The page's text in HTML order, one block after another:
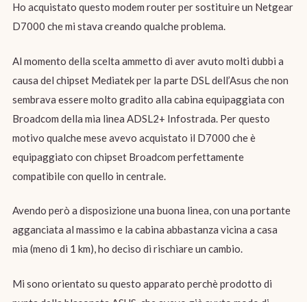
Ho acquistato questo modem router per sostituire un Netgear
D7000 che mi stava creando qualche problema.
Al momento della scelta ammetto di aver avuto molti dubbi a
causa del chipset Mediatek per la parte DSL dell’Asus che non
sembrava essere molto gradito alla cabina equipaggiata con
Broadcom della mia linea ADSL2+ Infostrada. Per questo
motivo qualche mese avevo acquistato il D7000 che è
equipaggiato con chipset Broadcom perfettamente
compatibile con quello in centrale.
Avendo però a disposizione una buona linea, con una portante
agganciata al massimo e la cabina abbastanza vicina a casa
mia (meno di 1 km), ho deciso di rischiare un cambio.
Mi sono orientato su questo apparato perchè prodotto di